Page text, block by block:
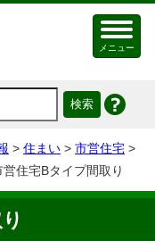
メニュー
> 住まい > 市営住宅 >
住宅Bタイプ間取り